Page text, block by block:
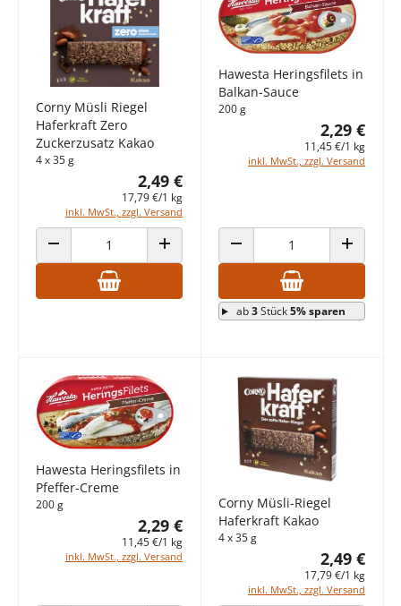
Corny Müsli Riegel
Haferkraft Zero
Zuckerzusatz Kakao
4 x 35 g
2,49 €
17,79 €/1 kg
inkl. MwSt., zzgl. Versand
ANZAHL VERRINGERN ANZAHL ERHÖHEN
Hawesta Heringsfilets in
Balkan-Sauce
200 g
2,29 €
11,45 €/1 kg
inkl. MwSt., zzgl. Versand
ANZAHL VERRINGERN ANZAHL
ab3Stück5% sparen
Hawesta Heringsfilets in
Pfeffer-Creme
200 g
2,29 €
11,45 €/1 kg
inkl. MwSt., zzgl. Versand
Corny Müsli-Riegel
Haferkraft Kakao
4 x 35 g
2,49 €
17,79 €/1 kg
inkl. MwSt., zzgl. Versand